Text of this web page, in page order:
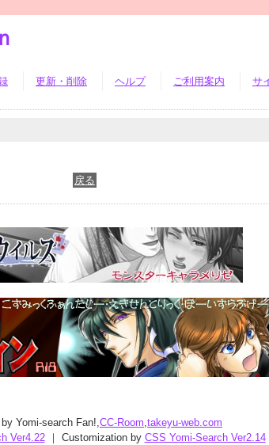
更新・削除 ヘルプ ご利用案内 サ
戻る
Yomi-search Fan!,CC-Room,takeyu-web.com
Ver4.22｜ Customization by CSS Yomi-Search Ver2.14